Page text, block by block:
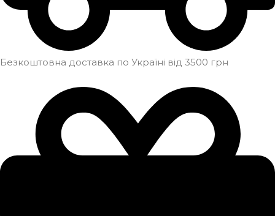
Безкоштовна доставка по Україні від 3500 грн